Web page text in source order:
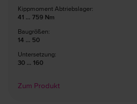
Kippmoment Abtriebslager:
41 … 759 Nm
Baugrößen:
14 … 50
Untersetzung:
30 … 160
Zum Produkt